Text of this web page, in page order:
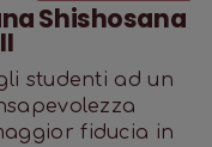
Shishosana
studenti ad un
fiducia in